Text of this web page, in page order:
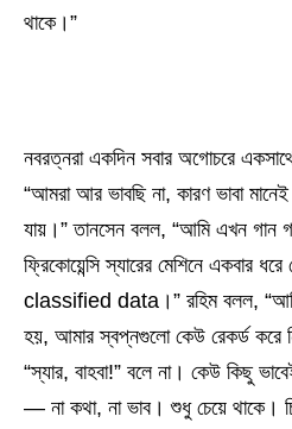
থাকে।”
নবরত্নরা একদিন সবার অগোচরে
“আমরা আর ভাবছি না, কারণ ভাবা
যায়।” তানসেন বলল, “আমি এখন গান
ফ্রিকোয়েন্সি স্যারের মেশিনে একবার
classified data।” রহিম বলল,
হয়, আমার স্বপ্নগুলো কেউ রেকর্ড করে
“স্যার, বাহবা!” বলে না। কেউ কিছু
— না কথা, না ভাব। শুধু চেয়ে থাকে।